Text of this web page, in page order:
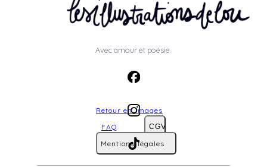
Avec amour et poésie.
CGV
Retour en images
FAQ
Mentions légales